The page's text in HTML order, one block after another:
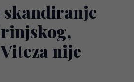
skandiranje
nije